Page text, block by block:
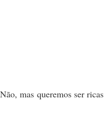
mas queremos ser ricas